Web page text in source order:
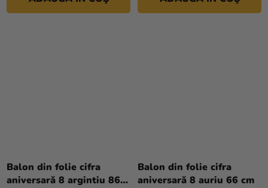
Balon din folie cifra
aniversară 8 argintiu 86
Balon din folie cifra
aniversară 8 auriu 66 cm